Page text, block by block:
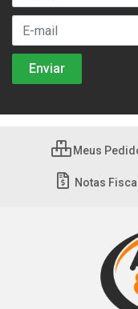
Meus
Notas